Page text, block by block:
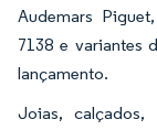
Audemars
7138 e variantes
lançamento.
Joias,